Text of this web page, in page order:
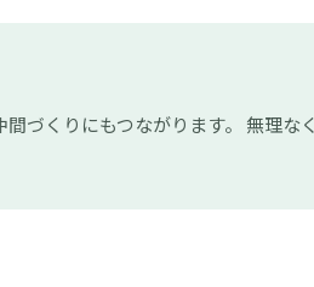
づくりにもつながります。 無理な